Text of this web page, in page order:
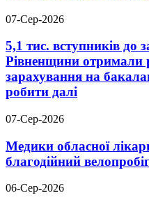
07-Сер-2026
5,1 тис. вступників до
Рівненщини отримали
зарахування на
робити далі
07-Сер-2026
Медики обласної
благодійний
06-Сер-2026